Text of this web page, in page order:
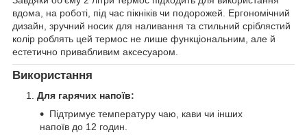
вдома, на роботі, під час пікніків чи подорожей. Ергономічний
дизайн, зручний носик для наливання та стильний сріблястий
колір роблять цей термос не лише функціональним, але й
естетично привабливим аксесуаром.
Використання
Для гарячих напоїв:
Підтримує температуру чаю, кави чи інших
напоїв до 12 годин.